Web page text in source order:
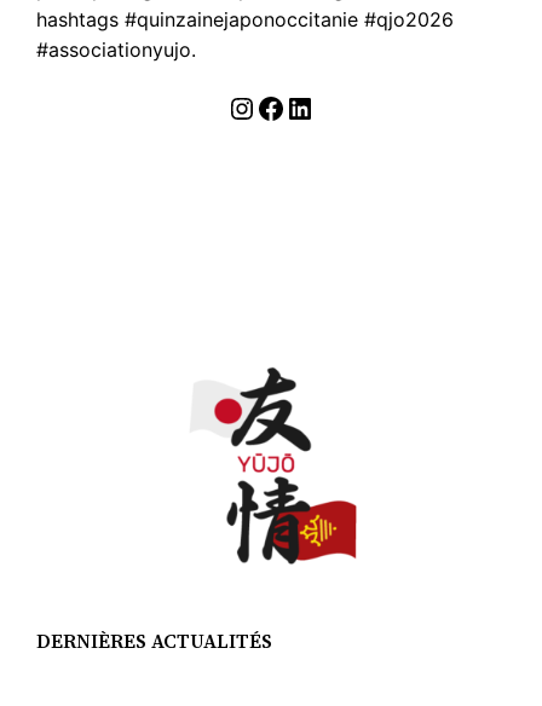
hashtags #quinzainejaponoccitanie #qjo2026
#associationyujo.
Instagram
Facebook
LinkedIn
DERNIÈRES ACTUALITÉS